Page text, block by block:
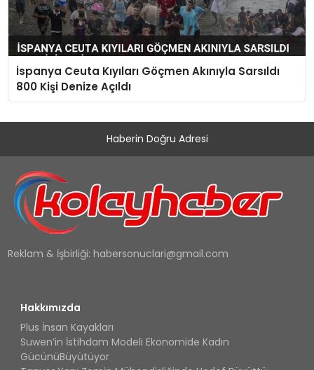
İspanya Ceuta Kıyıları Göçmen Akınıyla Sarsıldı
800 Kişi Denize Açıldı
Haberin Doğru Adresi
Reklam & İşbirliği: habersonuclari@gmail.com
Hakkımızda
Plus İnsan Kayakları
Suwen’in İstihdam Modeli Ekonomide Kadın
GücünüBüyütüyor